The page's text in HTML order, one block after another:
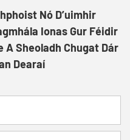
Nó D’uimhir
Ionas Gur Féidir
Sheoladh Chugat Dár
Dearaí